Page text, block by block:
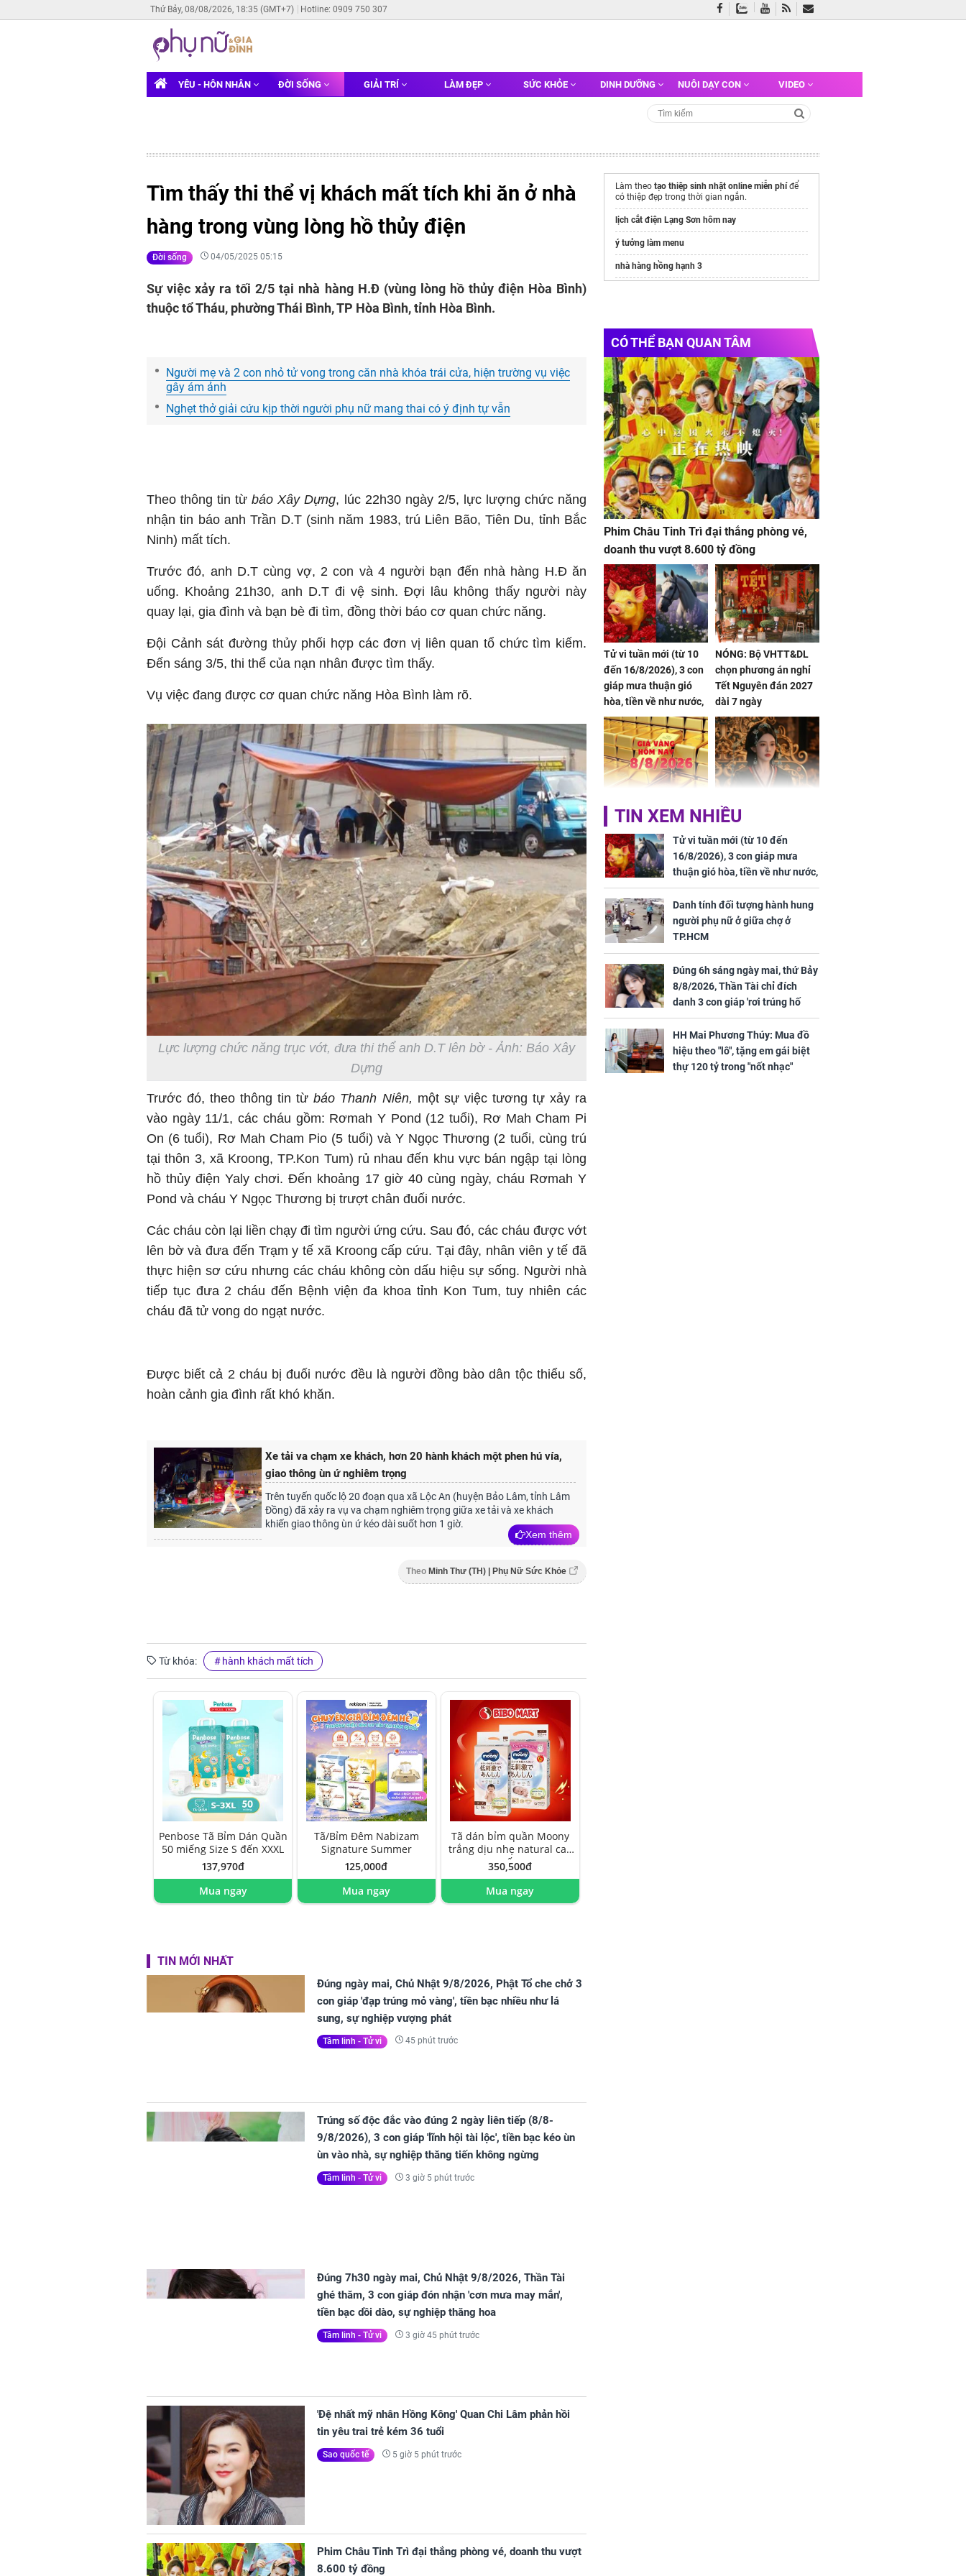
Thứ Bảy, 08/08/2026, 18:35 (GMT+7) Hotline: 0909 750 307
YÊU - HÔN NHÂN ĐỜI SỐNG GIẢI TRÍ LÀM ĐẸP SỨC KHỎE DINH DƯỠNG NUÔI DẠY CON VIDEO
Tìm thấy thi thể vị khách mất tích khi ăn ở nhà
hàng trong vùng lòng hồ thủy điện
Đời sống 04/05/2025 05:15
Sự việc xảy ra tối 2/5 tại nhà hàng H.Đ (vùng lòng hồ thủy điện Hòa Bình)
thuộc tổ Tháu, phường Thái Bình, TP Hòa Bình, tỉnh Hòa Bình.
Người mẹ và 2 con nhỏ tử vong trong căn nhà khóa trái cửa, hiện trường vụ việc
gây ám ảnh
Nghẹt thở giải cứu kịp thời người phụ nữ mang thai có ý định tự vẫn
Theo thông tin từbáo Xây Dựng, lúc 22h30 ngày 2/5, lực lượng chức năng
nhận tin báo anh Trần D.T (sinh năm 1983, trú Liên Bão, Tiên Du, tỉnh Bắc
Ninh) mất tích.
Trước đó, anh D.T cùng vợ, 2 con và 4 người bạn đến nhà hàng H.Đ ăn
uống. Khoảng 21h30, anh D.T đi vệ sinh. Đợi lâu không thấy người này
quay lại, gia đình và bạn bè đi tìm, đồng thời báo cơ quan chức năng.
Đội Cảnh sát đường thủy phối hợp các đơn vị liên quan tổ chức tìm kiếm.
Đến sáng 3/5, thi thể của nạn nhân được tìm thấy.
Vụ việc đang được cơ quan chức năng Hòa Bình làm rõ.
Lực lượng chức năng trục vớt, đưa thi thể anh D.T lên bờ - Ảnh: Báo Xây
Dựng
Trước đó, theo thông tin từbáo Thanh Niên, một sự việc tương tự xảy ra
vào ngày 11/1, các cháu gồm: Rơmah Y Pond (12 tuổi), Rơ Mah Cham Pi
On (6 tuổi), Rơ Mah Cham Pio (5 tuổi) và Y Ngọc Thương (2 tuổi, cùng trú
tại thôn 3, xã Kroong, TP.Kon Tum) rủ nhau đến khu vực bán ngập tại lòng
hồ thủy điện Yaly chơi. Đến khoảng 17 giờ 40 cùng ngày, cháu Rơmah Y
Pond và cháu Y Ngọc Thương bị trượt chân đuối nước.
Các cháu còn lại liền chạy đi tìm người ứng cứu. Sau đó, các cháu được vớt
lên bờ và đưa đến Trạm y tế xã Kroong cấp cứu. Tại đây, nhân viên y tế đã
thực hiện sơ cứu nhưng các cháu không còn dấu hiệu sự sống. Người nhà
tiếp tục đưa 2 cháu đến Bệnh viện đa khoa tỉnh Kon Tum, tuy nhiên các
cháu đã tử vong do ngạt nước.
Được biết cả 2 cháu bị đuối nước đều là người đồng bào dân tộc thiểu số,
hoàn cảnh gia đình rất khó khăn.
Xe tải va chạm xe khách, hơn 20 hành khách một phen hú vía,
giao thông ùn ứ nghiêm trọng
Trên tuyến quốc lộ 20 đoạn qua xã Lộc An (huyện Bảo Lâm, tỉnh Lâm
Đồng) đã xảy ra vụ va chạm nghiêm trọng giữa xe tải và xe khách
khiến giao thông ùn ứ kéo dài suốt hơn 1 giờ.
Xem thêm
Theo Minh Thư (TH) | Phụ Nữ Sức Khỏe
Từ khóa: hành khách mất tích
Penbose Tã Bỉm Dán Quần
50 miếng Size S đến XXXL
137,970đ
Mua ngay
Tã/Bỉm Đêm Nabizam
Signature Summer
125,000đ
Mua ngay
Tã dán bỉm quần Moony
trắng dịu nhẹ natural cao
cấp
350,500đ
Mua ngay
TIN MỚI NHẤT
Đúng ngày mai, Chủ Nhật 9/8/2026, Phật Tổ che chở 3
con giáp 'đạp trúng mỏ vàng', tiền bạc nhiều như lá
sung, sự nghiệp vượng phát
Tâm linh - Tử vi 45 phút trước
Trúng số độc đắc vào đúng 2 ngày liên tiếp (8/8-
9/8/2026), 3 con giáp 'lĩnh hội tài lộc', tiền bạc kéo ùn
ùn vào nhà, sự nghiệp thăng tiến không ngừng
Tâm linh - Tử vi 3 giờ 5 phút trước
Đúng 7h30 ngày mai, Chủ Nhật 9/8/2026, Thần Tài
ghé thăm, 3 con giáp đón nhận 'cơn mưa may mắn',
tiền bạc dồi dào, sự nghiệp thăng hoa
Tâm linh - Tử vi 3 giờ 45 phút trước
'Đệ nhất mỹ nhân Hồng Kông' Quan Chi Lâm phản hồi
tin yêu trai trẻ kém 36 tuổi
Sao quốc tế 5 giờ 5 phút trước
Phim Châu Tinh Trì đại thắng phòng vé, doanh thu vượt
8.600 tỷ đồng
Làm theo tạo thiệp sinh nhật online miễn phíđể
có thiệp đẹp trong thời gian ngắn.
lịch cắt điện Lạng Sơn hôm nay
ý tưởng làm menu
nhà hàng hồng hạnh 3
Vinhomes Royal Island
https://alluvia-city.com
Website chính thứcVinhomes Hải Vân BayChủ
Đầu Tư
Đặt maykhăn ăn nhà hàng cao cấp​
Bảo trìsửa chữa tivi samsungToàn quốc
CÓ THỂ BẠN QUAN TÂM
Phim Châu Tinh Trì đại thắng phòng vé,
doanh thu vượt 8.600 tỷ đồng
Tử vi tuần mới (từ 10
đến 16/8/2026), 3 con
giáp mưa thuận gió
hòa, tiền về như nước,
bạc vàng dư dả, Phú
Quý Vinh Hoa, vận
trình khai sáng
NÓNG: Bộ VHTT&DL
chọn phương án nghỉ
Tết Nguyên đán 2027
dài 7 ngày
Giá vàng hôm nay,
ngày 8/8/2026: Tăng
vọt lên 144 triệu
đồng/lượng
'Bách Hoa Sát' vừa kết
thúc, Mạnh Tử Nghĩa
đã vướng tranh luận
Trong 4 ngày cuối
tháng 6 âm lịch, 3 con
giáp vượng phát Tài
Lộc, Phú Quý trăm bề,
đổi mệnh Phượng
Hoàng, ôm trọn cơ
ngơi đồ sộ
TIN XEM NHIỀU
Tử vi tuần mới (từ 10 đến
16/8/2026), 3 con giáp mưa
thuận gió hòa, tiền về như nước,
bạc vàng dư dả, Phú Quý Vinh
Hoa, vận trình khai sáng
Danh tính đối tượng hành hung
người phụ nữ ở giữa chợ ở
TP.HCM
Đúng 6h sáng ngày mai, thứ Bảy
8/8/2026, Thần Tài chỉ đích
danh 3 con giáp 'rơi trúng hố
vàng', tiền bạc ùa về nhà 'như lũ
cuốn', vươn mình thành đại gia
trong phút chốc
HH Mai Phương Thúy: Mua đồ
hiệu theo "lô", tặng em gái biệt
thự 120 tỷ trong "nốt nhạc"